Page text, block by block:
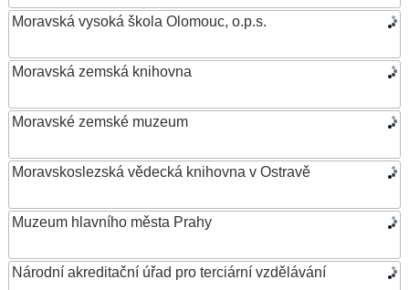
Moravská vysoká škola Olomouc, o.p.s.
Moravská zemská knihovna
Moravské zemské muzeum
Moravskoslezská vědecká knihovna v Ostravě
Muzeum hlavního města Prahy
Národní akreditační úřad pro terciární vzdělávání